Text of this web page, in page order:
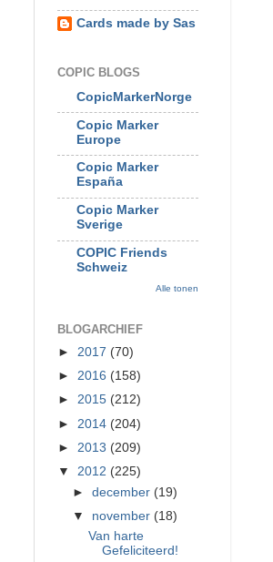
Cards made by Sas
COPIC BLOGS
CopicMarkerNorge
Copic Marker
Europe
Copic Marker
España
Copic Marker
Sverige
COPIC Friends
Schweiz
Alle tonen
BLOGARCHIEF
► 2017 (70)
► 2016 (158)
► 2015 (212)
► 2014 (204)
► 2013 (209)
▼ 2012 (225)
►december (19)
▼ november (18)
Van harte
Gefeliciteerd!